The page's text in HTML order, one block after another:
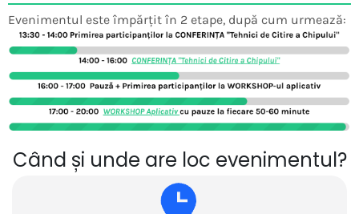
Evenimentul este împărțit în 2 etape, după cum urmează:
Când și unde are loc evenimentul?